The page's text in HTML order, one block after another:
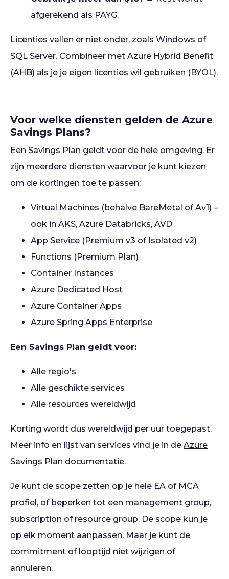
afgerekend als PAYG.
Licenties vallen er niet onder, zoals Windows of
SQL Server. Combineer met Azure Hybrid Benefit
(AHB) als je je eigen licenties wil gebruiken (BYOL).
Voor welke diensten gelden de Azure
Savings Plans?
Een Savings Plan geldt voor de hele omgeving. Er
zijn meerdere diensten waarvoor je kunt kiezen
om de kortingen toe te passen:
Virtual Machines (behalve BareMetal of Av1) –
ook in AKS, Azure Databricks, AVD
App Service (Premium v3 of Isolated v2)
Functions (Premium Plan)
Container Instances
Azure Dedicated Host
Azure Container Apps
Azure Spring Apps Enterprise
Een Savings Plan geldt voor:
Alle regio's
Alle geschikte services
Alle resources wereldwijd
Korting wordt dus wereldwijd per uur toegepast.
Meer info en lijst van services vind je in de Azure
Savings Plan documentatie.
Je kunt de scope zetten op je hele EA of MCA
profiel, of beperken tot een management group,
subscription of resource group. De scope kun je
op elk moment aanpassen. Maar je kunt de
commitment of looptijd niet wijzigen of
annuleren.